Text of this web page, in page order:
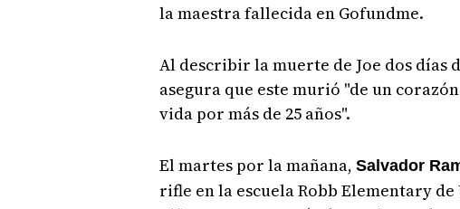
la maestra fallecida en Gofundme.
Al describir la muerte de Joe dos días
asegura que este murió "de un
vida por más de 25 años".
El martes por la mañana, Salvador
rifle en la escuela Robb Elementary de